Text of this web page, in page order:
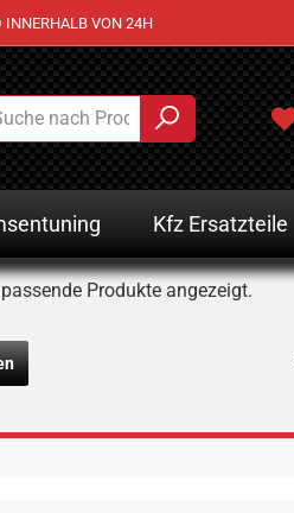
INNERHALB VON 24H
Kfz Ersatzteile
Produkte angezeigt.